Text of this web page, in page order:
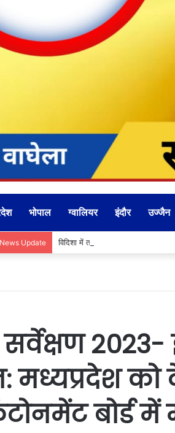
भोपाल ग्वालियर इंदौर उज्जैन
News Update विदिशा में तहसीलदार-नायब
को
बोर्ड